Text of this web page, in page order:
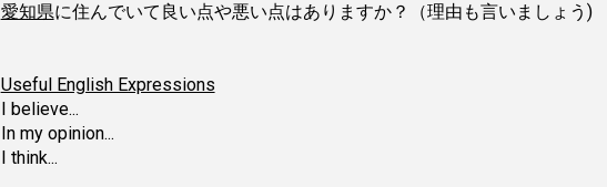
愛知県に住んでいて良い点や悪い点はありますか？（理由も言いましょう)
Useful English Expressions
I believe...
In my opinion...
I think...